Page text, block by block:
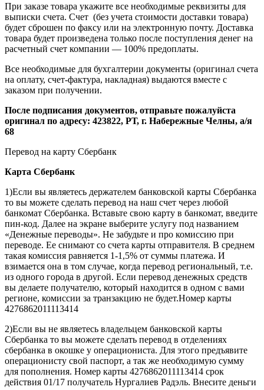
При заказе товара укажите все необходимые реквизиты для
выписки счета. Счет (без учета стоимости доставки товара)
будет сброшен по факсу или на электронную почту. Доставка
товара будет произведена только после поступления денег на
расчетный счет компании — 100% предоплаты.
Все необходимые для бухгалтерии документы (оригинал счета
на оплату, счет-фактура, накладная) выдаются вместе с
заказом при получении.
После подписания документов, отправьте пожалуйста
оригинал по адресу: 423822, РТ, г. Набережные Челны, а/я
68
Перевод на карту Сбербанк
Карта Сбербанк
1)Если вы являетесь держателем банковской карты Сбербанка
то вы можете сделать перевод на наш счет через любой
банкомат Сбербанка. Вставьте свою карту в банкомат, введите
пин-код. Далее на экране выберите услугу под названием
«Денежные переводы». Не забудьте и про комиссию при
переводе. Ее снимают со счета карты отправителя. В среднем
такая комиссия равняется 1-1,5% от суммы платежа. И
взимается она в том случае, когда перевод региональный, т.е.
из одного города в другой. Если перевод денежных средств
вы делаете получателю, который находится в одном с вами
регионе, комиссии за транзакцию не будет.Номер карты
4276862011113414
2)Если вы не являетесь владельцем банковской карты
Сбербанка то вы можете сделать перевод в отделениях
сбербанка в окошке у операциониста. Для этого предъявите
операционисту свой паспорт, а так же необходимую сумму
для пополнения. Номер карты 4276862011113414 срок
действия 01/17 получатель Нургалиев Радэль. Внесите деньги